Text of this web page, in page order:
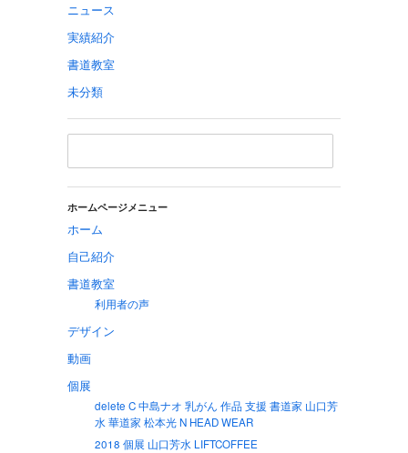
ニュース
実績紹介
書道教室
未分類
ホームページメニュー
ホーム
自己紹介
書道教室
利用者の声
デザイン
動画
個展
delete C 中島ナオ 乳がん 作品 支援 書道家 山口芳
水 華道家 松本光 N HEAD WEAR
2018 個展 山口芳水 LIFTCOFFEE